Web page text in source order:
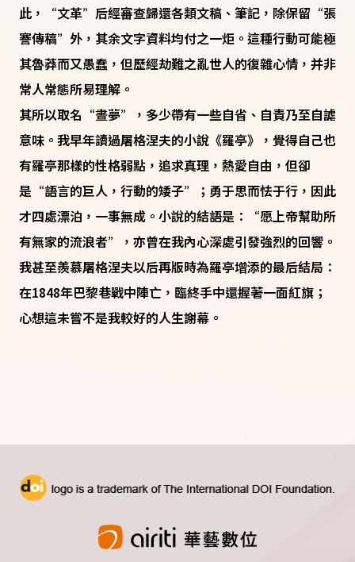
此，“文革”后經審查歸還各類文稿、筆記，除保留“張
謇傳稿”外，其余文字資料均付之一炬。這種行動可能極
其魯莽而又愚蠢，但歷經劫難之亂世人的復雜心情，并非
常人常態所易理解。
其所以取名“晝夢”，多少帶有一些自省、自責乃至自謔
意味。我早年讀過屠格涅夫的小說《羅亭》，覺得自己也
有羅亭那樣的性格弱點，追求真理，熱愛自由，但卻
是“語言的巨人，行動的矮子”；勇于思而怯于行，因此
才四處漂泊，一事無成。小說的結語是：“愿上帝幫助所
有無家的流浪者”，亦曾在我內心深處引發強烈的回響。
我甚至羨慕屠格涅夫以后再版時為羅亭增添的最后結局：
在1848年巴黎巷戰中陣亡，臨終手中還握著一面紅旗；
心想這未嘗不是我較好的人生謝幕。